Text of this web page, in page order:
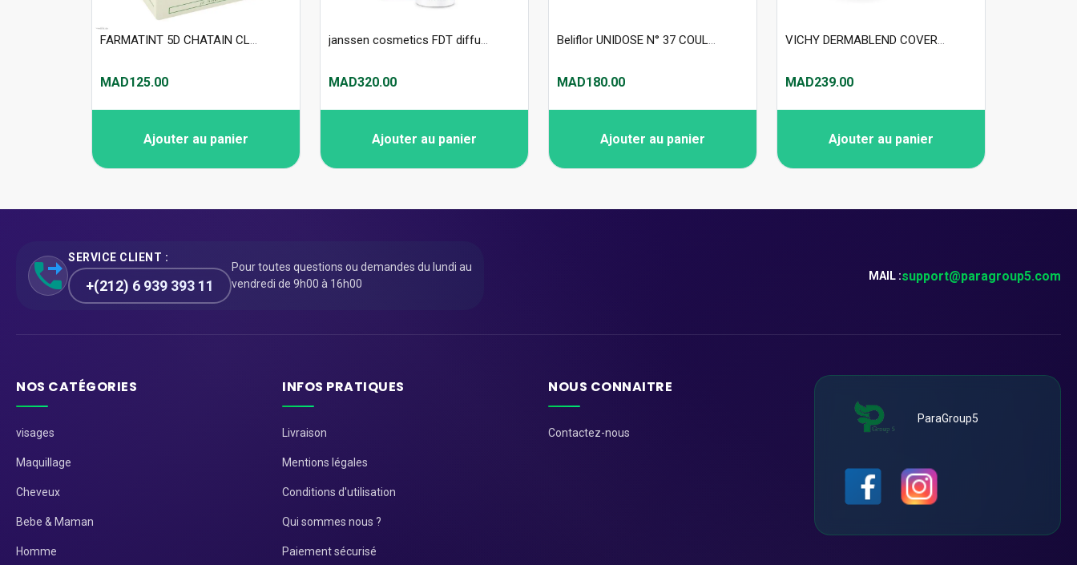
FARMATINT 5D CHATAIN CLAIR DORE
MAD125.00
Ajouter au panier
janssen cosmetics FDT diffusion parfait 02 30ml
MAD320.00
Ajouter au panier
Beliflor UNIDOSE N° 37 COULEUR GOURMANDE SABLE 120ml
MAD180.00
Ajouter au panier
VICHY DERMABLEND COVERMATTE FOND DE TEINT POUDRE COMPACTE 12H NUDE 25
MAD239.00
Ajouter au panier
SERVICE CLIENT :
+(212) 6 939 393 11
Pour toutes questions ou demandes du lundi au
vendredi de 9h00 à 16h00
MAIL :support@paragroup5.com
NOS CATÉGORIES
visages
Maquillage
Cheveux
Bebe & Maman
Homme
INFOS PRATIQUES
Livraison
Mentions légales
Conditions d'utilisation
Qui sommes nous ?
Paiement sécurisé
NOUS CONNAITRE
Contactez-nous
ParaGroup5